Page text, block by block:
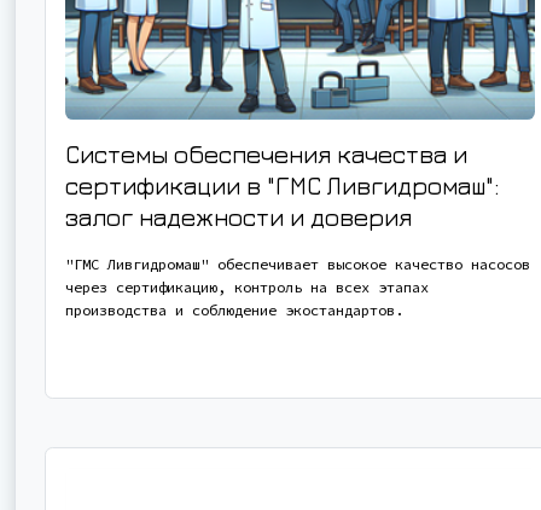
Системы обеспечения качества и
сертификации в "ГМС Ливгидромаш":
залог надежности и доверия
"ГМС Ливгидромаш" обеспечивает высокое качество насосов
через сертификацию, контроль на всех этапах
производства и соблюдение экостандартов.